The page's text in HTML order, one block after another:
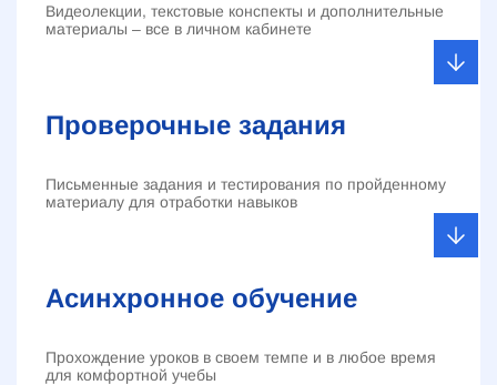
Видеолекции, текстовые конспекты и дополнительные
материалы – все в личном кабинете
Проверочные задания
Письменные задания и тестирования по пройденному
материалу для отработки навыков
Асинхронное обучение
Прохождение уроков в своем темпе и в любое время
для комфортной учебы